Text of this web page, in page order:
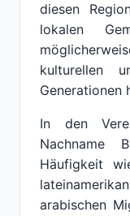
diesen
lokalen
kulturellen
Generationen
In den
Nachname
Häufigkeit
arabischen